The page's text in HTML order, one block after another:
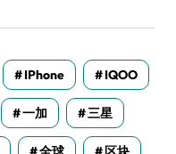
IPhone IQOO
一加 三星